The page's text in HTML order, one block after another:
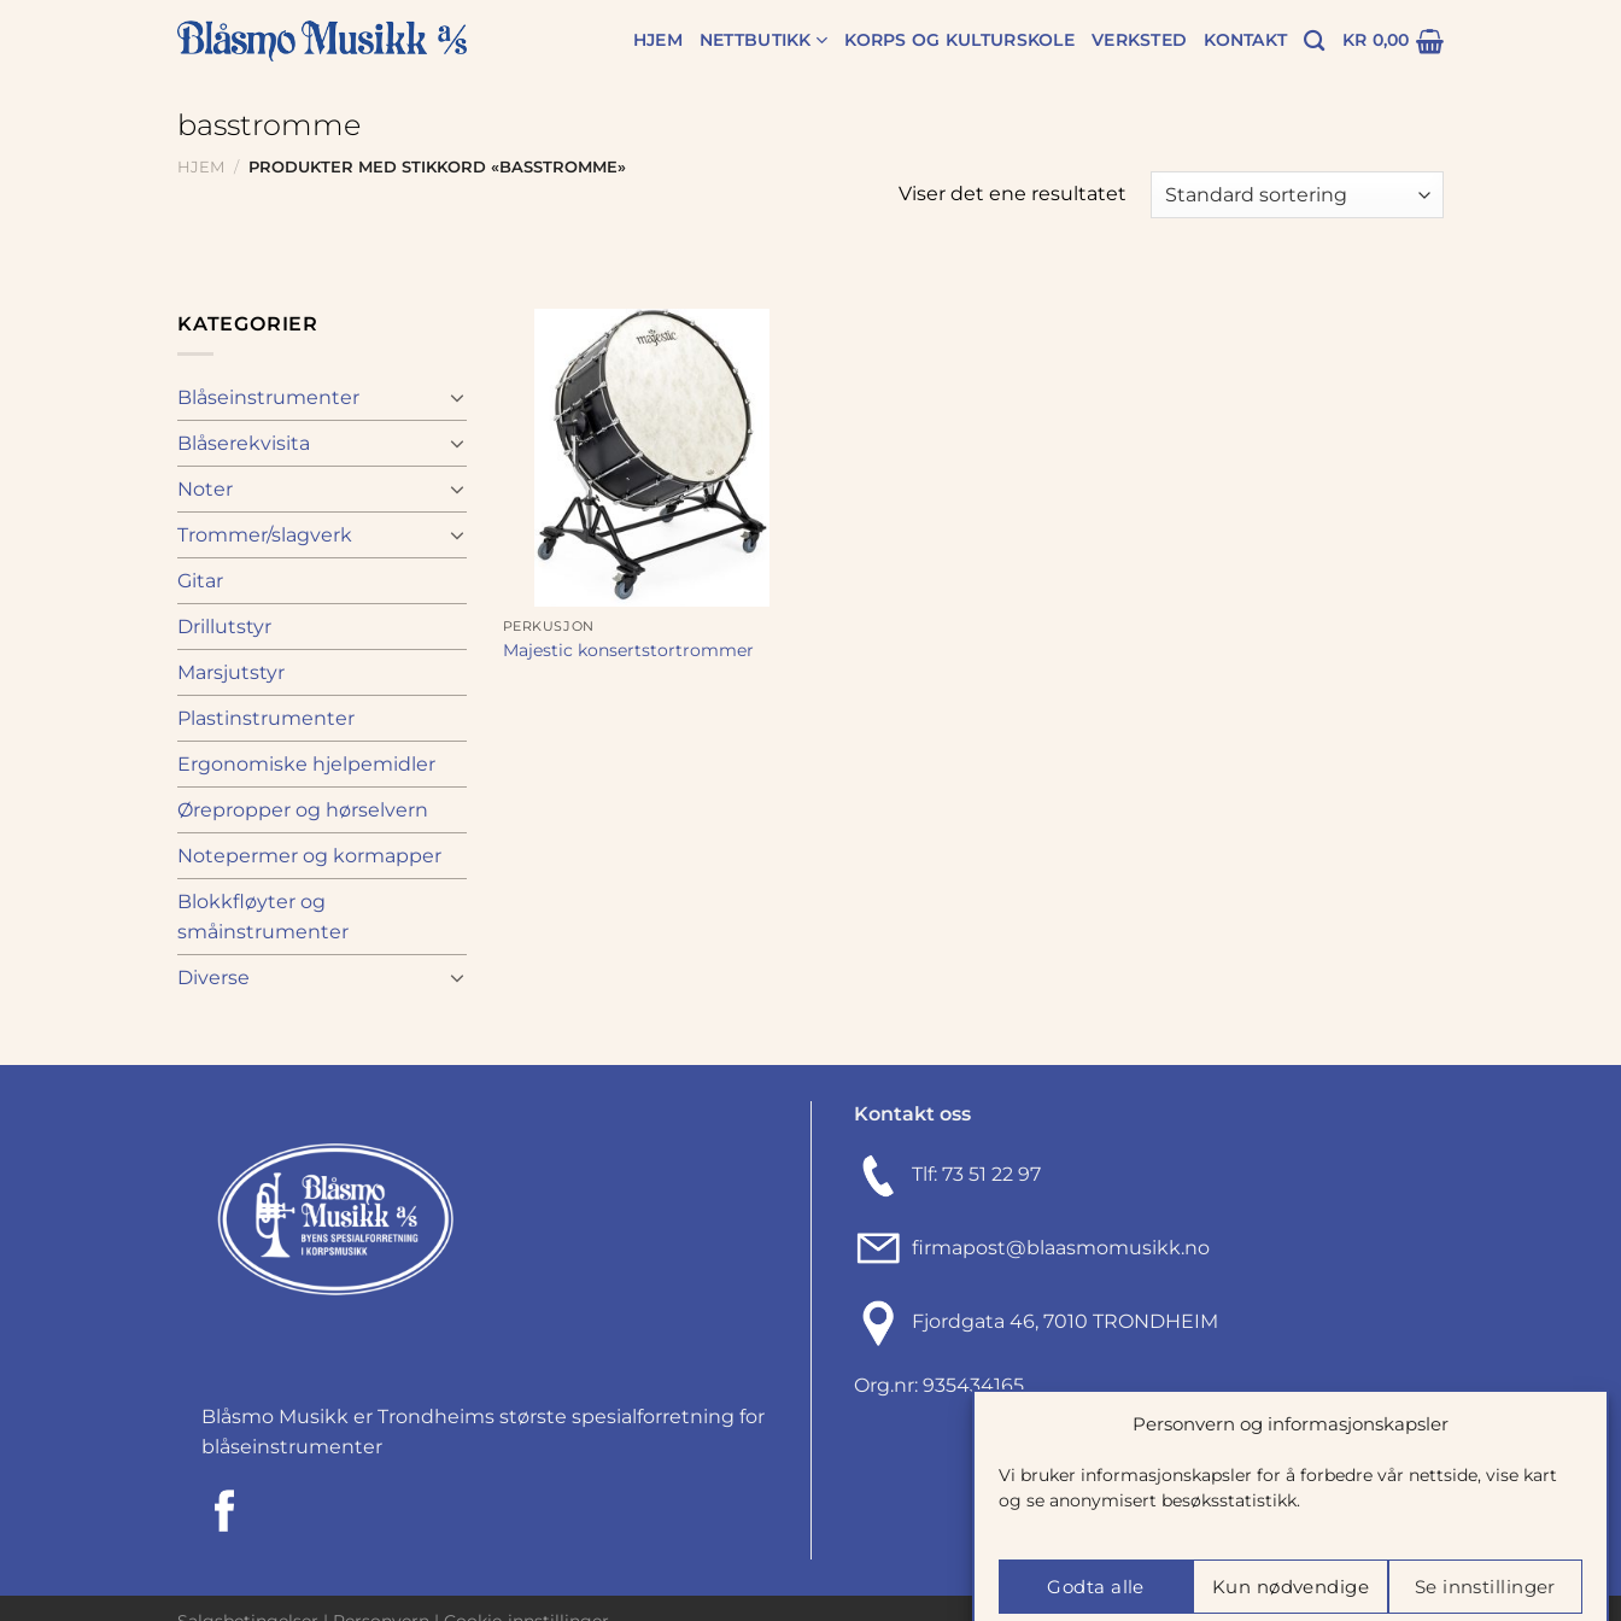
Personvern og informasjonskapsler
Vi bruker informasjonskapsler for å forbedre vår nettside, vise kart
og se anonymisert besøksstatistikk.
Godta alle Kun nødvendige Se innstillinger
HJEM NETTBUTIKK KORPS OG KULTURSKOLE VERKSTED KONTAKT KR 0,00
basstromme
HJEM / PRODUKTER MED STIKKORD «BASSTROMME»
Viser det ene resultatet
KATEGORIER
Blåseinstrumenter
Blåserekvisita
Noter
Trommer/slagverk
Gitar
Drillutstyr
Marsjutstyr
Plastinstrumenter
Ergonomiske hjelpemidler
Ørepropper og hørselvern
Notepermer og kormapper
Blokkfløyter og
småinstrumenter
Diverse
PERKUSJON
Majestic konsertstortrommer
Blåsmo Musikk er Trondheims største spesialforretning for
blåseinstrumenter
Kontakt oss
Tlf: 73 51 22 97
firmapost@blaasmomusikk.no
Fjordgata 46, 7010 TRONDHEIM
Org.nr: 935434165